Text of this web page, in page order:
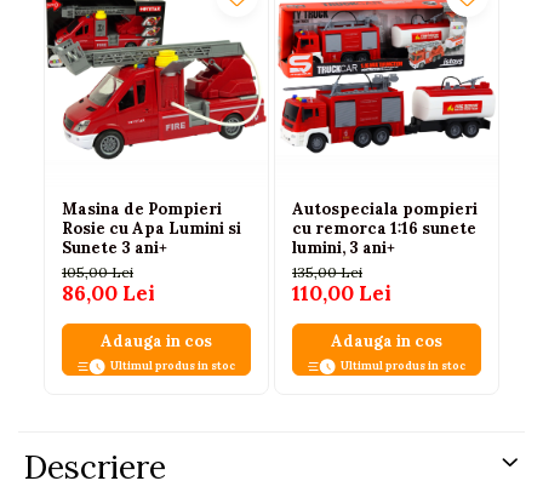
Masina de Pompieri
Rosie cu Apa Lumini si
Sunete 3 ani+
105,00 Lei
86,00 Lei
Adauga in cos
Ultimul produs in stoc
Autospeciala pompieri
cu remorca 1:16 sunete
lumini, 3 ani+
135,00 Lei
110,00 Lei
Adauga in cos
Ultimul produs in stoc
Descriere